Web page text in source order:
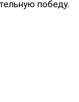
победу.